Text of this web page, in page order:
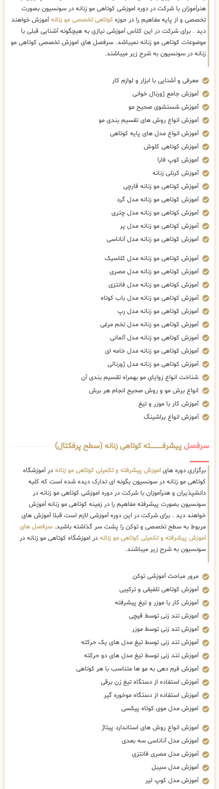
هنرآموزان با شرکت در دوره اموزشی کوتاهی مو زنانه در سونسیون بصورت
تخصصی و از پایه مفاهیم را در حوزه کوتاهی تخصصی مو زنانهآموزش خواهند
دید . برای شرکت در این کلاس آموزشی نیازی به هیچگونه آشنایی قبلی با
موضوعات کوتاهی مو زنانه نمیباشد. سرفصل های اموزش تخصصی کوتاهی مو
زنانه در سونسیون به شرح زیر میباشند.
معرفی و آشنایی با ابزار و لوازم کار
آموزش جامع ژورنال خوانی
آموزش شستشوی صحیح مو
آموزش انواع روش های تقسیم بندی مو
آموزش انواع مدل های پایه کوتاهی
آموزش کوتاهی کلوش
آموزش کوپ فارا
آموزش کرنلی زنانه
آموزش کوتاهی مو زنانه قارچی
آموزش کوتاهی مو زنانه مدل گرد
آموزش کوتاهی مو زنانه مدل چتری
آموزش کوتاهی مو زنانه مدل پر
آموزش کوتاهی مو زنانه مدل آناناسی
آموزش کوتاهی مو زنانه مدل کلاسیک
آموزش کوتاهی مو زنانه مدل مصری
آموزش کوتاهی مو زنانه مدل فانتزی
آموزش کوتاهی مو زنانه مدل باب کوتاه
آموزش کوتاهی مو زنانه مدل رپ
آموزش کوتاهی مو زنانه مدل تخم مرغی
آموزش کوتاهی مو زنانه مدل آلمانی
آموزش کوتاهی مو زنانه مدل خامه ای
آموزش کوتاهی مو زنانه مدل ژورنالی
شناخت انواع زوایای مو بهمراه تقسیم بندی آن
انواع برش مو و روش صحیح انجام هر برش
آموزش کار با موزر و تیغ
آموزش انواع براشینگ
سرفصلپیشرفــــــــــــته کوتاهی زنانه (سطح پرفکتال)
برگزاری دوره های اموزش پیشرفته و تکمیلی کوتاهی مو زنانه در آموزشگاه
کوتاهی مو زنانه در سونسیون بگونه ای تدارک دیده شده است که کلیه
دانشپذیران و هنرآموزان با شرکت در دوره اموزشی کوتاهی مو زنانه در
سونسیون بصورت پیشرفته مفاهیم را در زمینه کوتاهی مو زنانه آموزش
خواهند دید . برای شرکت در این دوره آموزشی لازم است قبلا آموزش های
مربوط به سطح تخصصی و توکن را پشت سر گذاشته باشید.سرفصل های
اموزش پیشرفته و تکمیلی کوتاهی مو زنانه در اموزشگاه کوتاهی مو زنانه در
سونسیون به شرح زیر میباشند.
مرور مباحث آموزشی توکن
آموزش کوتاهی تلفیقی و ترکیبی
آموزش کار با موزر و تیغ پیشرفته
آموزش تند زنی توسط قیچی
آموزش تند زنی توسط موزر
آموزش تند زنی توسط تیغ مدل های یک حرکته
آموزش تند زنی توسط تیغ مدل های دو حرکته
آموزش فرم دهی به مو ها متناسب با هر کوتاهی
آموزش استفاده از دستگاه تیغ زن برقی
آموزش استفاده از دستگاه موخوره گیر
اموزش مدل موی کوتاه پیکسی
آموزش انواع روش های استاندارد پیتاژ
آموزش مدل آناناسی سه بعدی
آموزش مدل مصری فانتزی
آموزش مدل سیبل
آموزش مدل کوپ لیر